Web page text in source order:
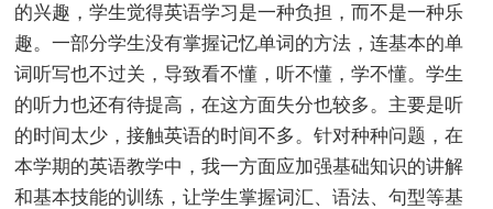
的兴趣，学生觉得英语学习是一种负担，而不是一种乐
趣。一部分学生没有掌握记忆单词的方法，连基本的单
词听写也不过关，导致看不懂，听不懂，学不懂。学生
的听力也还有待提高，在这方面失分也较多。主要是听
的时间太少，接触英语的时间不多。针对种种问题，在
本学期的英语教学中，我一方面应加强基础知识的讲解
和基本技能的训练，让学生掌握词汇、语法、句型等基